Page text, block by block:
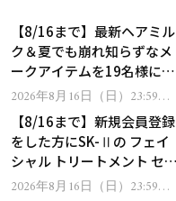
処！
【8/16まで】最新ヘアミル
ク＆夏でも崩れ知らずなメ
ークアイテムを19名様にプ
レゼント！
2026年8月16日（日）23:59ま
で【8/16まで】新規会員登録
をした方にSK-Ⅱの フェイ
シャル トリートメント セラ
ムをプレゼント！
2026年8月16日（日）23:59ま